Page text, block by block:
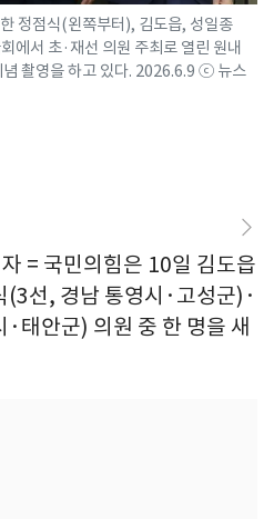
정점식(왼쪽부터), 김도읍, 성일종
에서 초·재선 의원 주최로 열린 원내
념 촬영을 하고 있다. 2026.6.9 ⓒ 뉴스
= 국민의힘은 10일 김도읍
선, 경남 통영시·고성군)·
태안군) 의원 중 한 명을 새